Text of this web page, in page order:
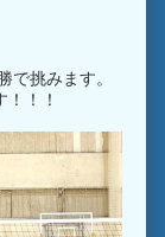
で挑みます。
！！